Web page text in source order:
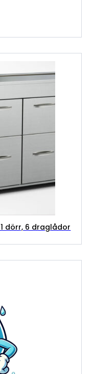
dörr, 6 draglådor